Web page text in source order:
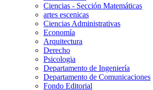
Ciencias - Sección Matemáticas
artes escenicas
Ciencias Administrativas
Economía
Arquitectura
Derecho
Psicologia
Departamento de Ingeniería
Departamento de Comunicaciones
Fondo Editorial